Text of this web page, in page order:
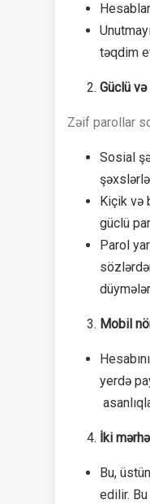
təqdim
Güclü
Zəif parollar
Sosial
Kiçik və
güclü
Parol
Mobil
yerdə
İki
Bu,
edilir.